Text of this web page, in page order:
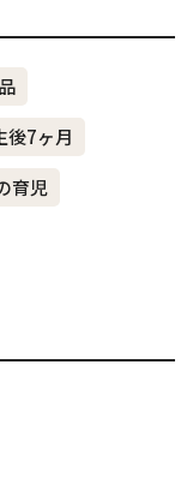
後7ヶ月
育児